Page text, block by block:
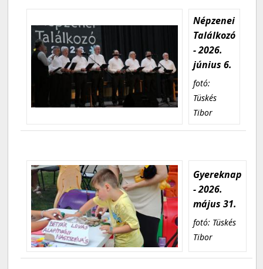
Népzenei
Találkozó
- 2026.
június 6.
fotó:
Tüskés
Tibor
Gyereknap
- 2026.
május 31.
fotó: Tüskés
Tibor